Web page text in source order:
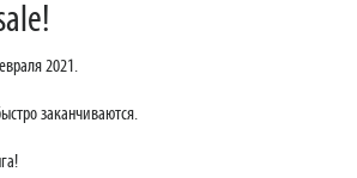
2021.
заканчиваются.